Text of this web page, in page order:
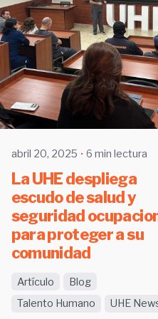
Enviado por
UHE
abril 20, 2025 6 min lectura
La UHE despliega
escudo de salud y
seguridad
para proteger a su
comunidad
Artículo
Blog
Talento Humano
UHE